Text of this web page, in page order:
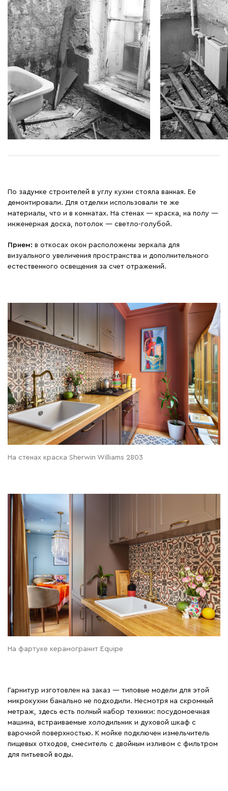
По задумке строителей в углу кухни стояла ванная. Ее
демонтировали. Для отделки использовали те же
материалы, что и в комнатах. На стенах — краска, на полу —
инженерная доска, потолок — светло-голубой.
Прием: в откосах окон расположены зеркала для
визуального увеличения пространства и дополнительного
естественного освещения за счет отражений.
На стенах краска Sherwin Williams 2803
На фартуке керамогранит Equipe
Гарнитур изготовлен на заказ — типовые модели для этой
микрокухни банально не подходили. Несмотря на скромный
метраж, здесь есть полный набор техники: посудомоечная
машина, встраиваемые холодильник и духовой шкаф с
варочной поверхностью. К мойке подключен измельчитель
пищевых отходов, смеситель с двойным изливом с фильтром
для питьевой воды.